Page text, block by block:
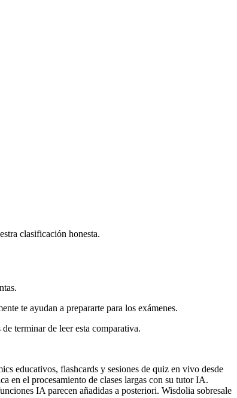
clasificación honesta.
te ayudan a prepararte para los exámenes.
terminar de leer esta comparativa.
educativos, flashcards y sesiones de quiz en vivo desde
en el procesamiento de clases largas con su tutor IA.
IA parecen añadidas a posteriori. Wisdolia sobresale